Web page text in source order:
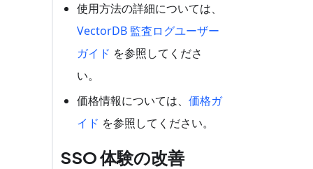
使用方法の詳細については、
VectorDB 監査ログユーザー
ガイド を参照してくださ
い。
価格情報については、価格ガ
イド を参照してください。
SSO 体験の改善